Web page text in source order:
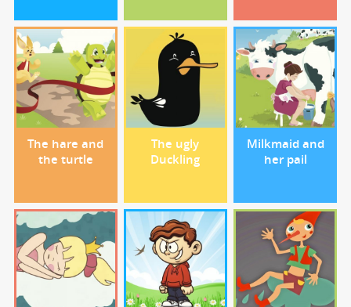
The hare and
the turtle
The ugly
Duckling
Milkmaid and
her pail